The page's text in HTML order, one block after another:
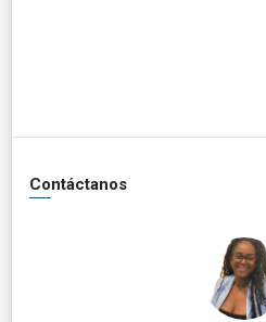
Contáctanos